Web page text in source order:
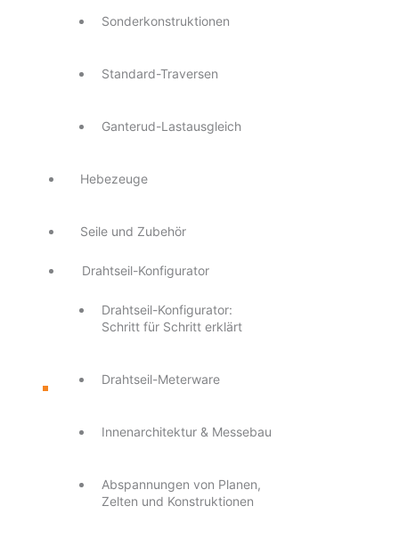
Sonderkonstruktionen
Standard-Traversen
Ganterud-Lastausgleich
Hebezeuge
Seile und Zubehör
Drahtseil-Konfigurator
Drahtseil-Konfigurator:
Schritt für Schritt erklärt
Drahtseil-Meterware
Innenarchitektur & Messebau
Abspannungen von Planen,
Zelten und Konstruktionen